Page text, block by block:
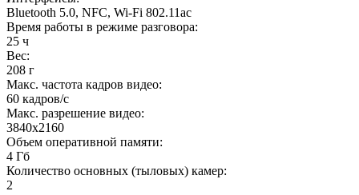
Bluetooth 5.0, NFC, Wi-Fi 802.11ac
Время работы в режиме разговора:
25 ч
Вес:
208 г
Макс. частота кадров видео:
60 кадров/с
Макс. разрешение видео:
3840x2160
Объем оперативной памяти:
4 Гб
Количество основных (тыловых) камер:
2